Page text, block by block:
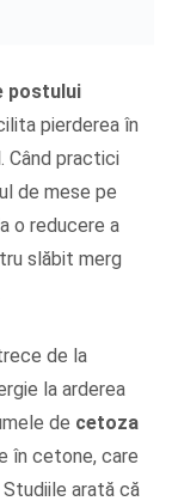
postului
pierderea în
Când practici
de mese pe
o reducere a
slăbit merg
de la
la arderea
de cetoza
în cetone, care
arată că